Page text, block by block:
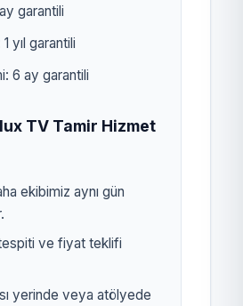
garantili
yıl garantili
6 ay garantili
TV Tamir Hizmet
ekibimiz aynı gün
ve fiyat teklifi
yerinde veya atölyede